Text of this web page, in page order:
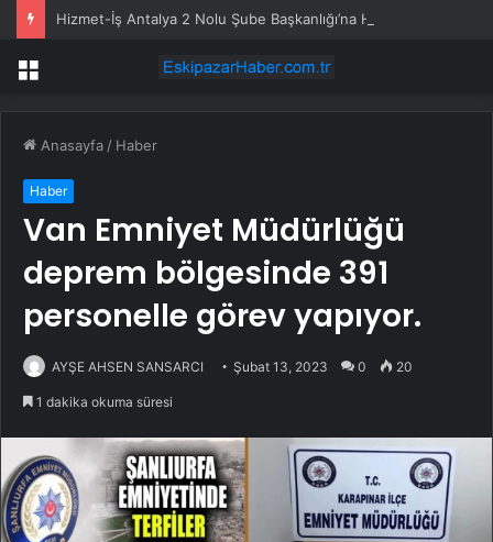
Menü
Anasayfa / Haber
Haber
Van Emniyet Müdürlüğü
deprem bölgesinde 391
personelle görev yapıyor.
AYŞE AHSEN SANSARCI Şubat 13, 2023 0 20
1 dakika okuma süresi